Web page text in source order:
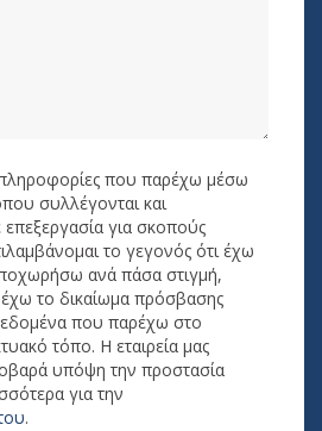
που παρέχω μέσω
συλλέγονται και
για σκοπούς
το γεγονός ότι έχω
ανά πάσα στιγμή,
έχω το δικαίωμα πρόσβασης
που παρέχω στο
τόπο. Η εταιρεία μας
υπόψη την προστασία
για την
.